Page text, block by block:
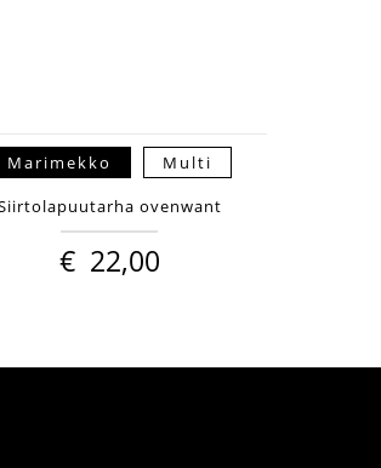
Marimekko Multi
ovenwant
€ 22,00